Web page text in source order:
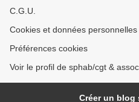
C.G.U.
Cookies et données personnelles
Préférences cookies
Voir le profil de sphab/cgt &
Créer un blog